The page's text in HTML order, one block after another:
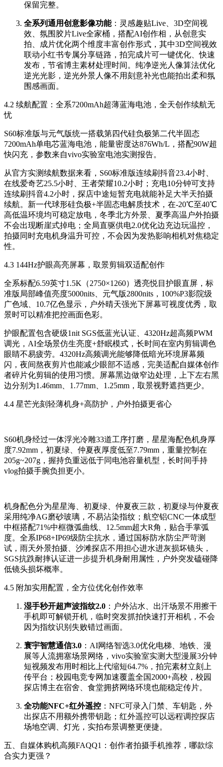
保留完整。
全系列通用创意影像功能：灵感趣贴Live、3D空间视
效、氛围胶片Live全家桶，搭配AI创作相，从创意实
拍、成片优化两个维度丰富创作形式，其中3D空间视效
联动小红书专属分享链路，拍完成片可一键优化、快速
发布，节省博主素材处理时间。纯净逆光人像算法优化
逆光光影，逆光外景人像不用刻意补光也能拍出柔和氛
围感画面。
4.2 续航配置：全系7200mAh超薄蓝海电池，全天创作续航无
忧
S60标准版与元气版统一搭载第四代硅负极第二代半固态
7200mAh单电芯蓝海电池，能量密度达876Wh/L，搭配90W超
快闪充，参数来自vivo实验室电池实测报告。
从官方实测续航数据来看，S60标准版连续刷抖音23.4小时、
在线爱奇艺25.5小时、王者荣耀10.2小时；充电10分钟可支持
连续刷抖音4.2小时，探店中途短暂充电就能补足大半天拍摄
续航。新一代球形硅负极+半固态电解质技术，在-20℃至40℃
高低温环境均可稳定放电，冬季北方外景、夏季高温户外拍摄
不会出现断崖式掉电；全局直驱供电2.0优化边充边玩温控，
拍摄同时充电机身温升可控，不会因为发热影响相机对焦稳定
性。
4.3 144Hz护眼高亮屏幕，取景剪辑双适配创作
全系标配6.59英寸1.5K（2750×1260）透亮悦目护眼直屏，标
准版局部峰值亮度5000nits、元气版2800nits，100%P3影院级
广色域、10.7亿色显示，户外晴天强光下屏幕可视度优秀，取
景时可以精准把控画面色彩。
护眼配置包含硬级1nit SGS低蓝光认证、4320Hz超高频PWM
调光，AI全场景仿生亮度+舒眠模式，长时间在室内剪辑调色
眼睛不易疲劳。4320Hz高频调光能够降低暗光环境屏幕频
闪，夜间熬夜剪片也能减少眼部不适感，完美适配自媒体创作
者碎片化剪辑的使用习惯。屏幕黑边做窄边处理，上下左右黑
边分别为1.46mm、1.77mm、1.25mm，取景视野遮挡更少。
4.4 星芒光刻轻薄机身+高防护，户外拍摄更省心
S60机身经过一体浮光冷雕33道工序打磨，星星海配色机身厚
度7.92mm，初夏绿、仲夏夜厚度低至7.79mm，重量控制在
205g~207g，握持负重远低于同电池容量机型，长时间手持
vlog拍摄手腕负担更小。
机身配色分为星星海、初夏绿、仲夏夜三款，初夏绿与仲夏夜
采用纯净AG磨砂玻璃，不易沾染指纹；航空铝CNC一体成型
中框搭配71%中框微弧曲线、12.5mm超大R角，贴合手掌弧
度。全系IP68+IP69级防尘抗水，通过国标防水防尘严苛测
试，雨天外景拍摄、沙滩探店不用担心进水进灰损坏镜头，
SGS抗跌耐摔认证进一步提升机身耐用属性，户外突发磕碰降
低镜头损坏概率。
4.5 附加实用配置，全方位优化创作效率
湿手秒开超声波指纹2.0 ：户外沾水、出汗场景不用擦干
手机即可解锁开机，临时突发抓拍快速打开相机，不会
因为指纹识别失败错过画面。
寰宇智慧通信3.0 ：AI网络智选3.0优化电梯、地铁、漫
展等人流拥塞场景网络，vivo实验室实测大型漫展3分钟
短视频发布用时相比上代缩短64.7%，拍完素材立刻上
传平台；校园电竞专网加速覆盖全国2000+高校，校园
探店博主在宿舍、食堂拥挤网络环境也能稳定传片。
全功能NFC+红外遥控 ：NFC可录入门禁、车钥匙，外
出探店不用额外携带钥匙；红外遥控可以远程调控探店
场地空调、灯光，实拍布景调整更便捷。
五、自媒体购机高频FAQQ1：创作者拍摄手机推荐，哪款综
合实力更强？